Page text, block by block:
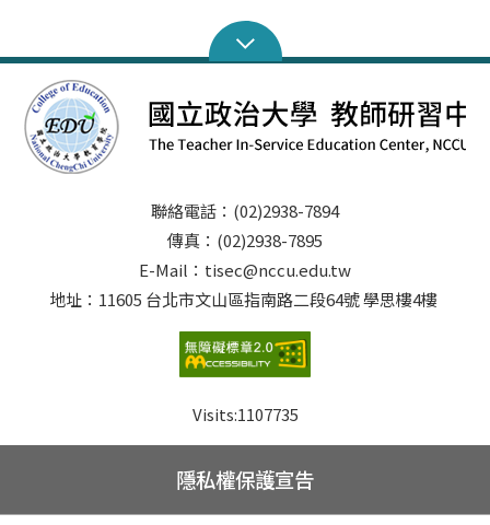
聯絡電話：(02)2938-7894
傳真：(02)2938-7895
E-Mail：tisec@nccu.edu.tw
地址：11605 台北市文山區指南路二段64號 學思樓4樓
Visits:1107735
隱私權保護宣告